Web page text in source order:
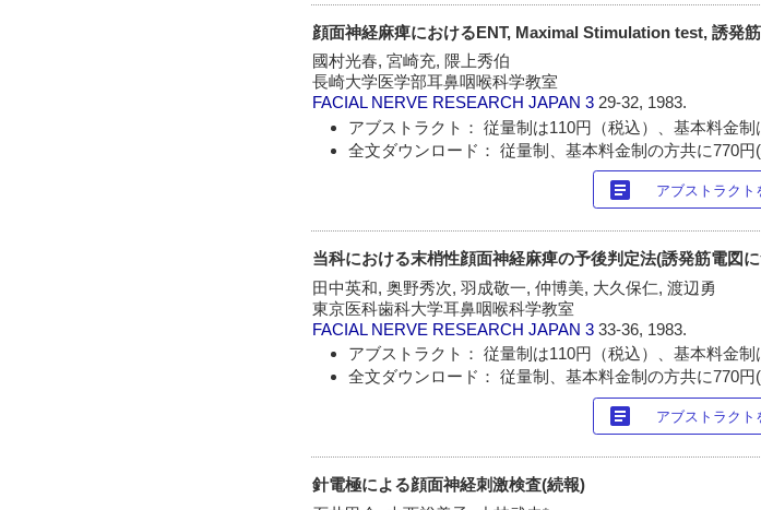
顔面神経麻痺におけるENT, Maximal Stimulation test, 誘発
國村光春, 宮崎充, 隈上秀伯
長崎大学医学部耳鼻咽喉科学教室
FACIAL NERVE RESEARCH JAPAN 329-32, 1983.
アブストラクト： 従量制は110円（税込）、基本料金制
全文ダウンロード： 従量制、基本料金制の方共に770円(
article アブストラクト
当科における末梢性顔面神経麻痺の予後判定法(誘発筋電図
田中英和, 奥野秀次, 羽成敬一, 仲博美, 大久保仁, 渡辺勇
東京医科歯科大学耳鼻咽喉科学教室
FACIAL NERVE RESEARCH JAPAN 333-36, 1983.
アブストラクト： 従量制は110円（税込）、基本料金制
全文ダウンロード： 従量制、基本料金制の方共に770円(
article アブストラクト
針電極による顔面神経刺激検査(続報)